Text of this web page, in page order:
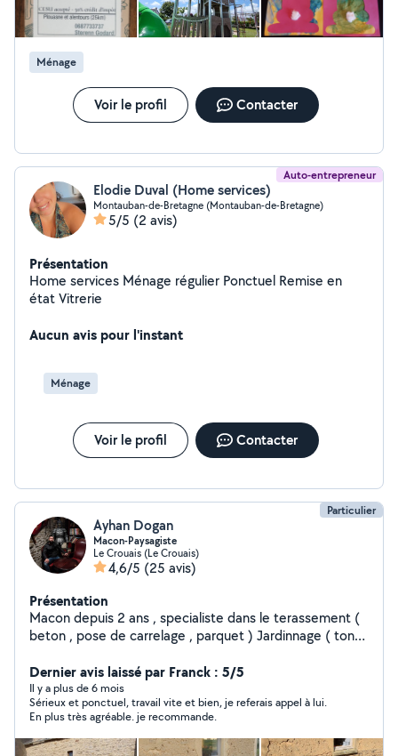
Ménage
Voir le profil Contacter
Auto-entrepreneur
Elodie Duval (Home services)
Montauban-de-Bretagne (Montauban-de-Bretagne)
5/5 (2 avis)
Présentation
Home services Ménage régulier Ponctuel Remise en
état Vitrerie
Aucun avis pour l'instant
Ménage
Voir le profil Contacter
Particulier
Ayhan Dogan
Macon-Paysagiste
Le Crouais (Le Crouais)
4,6/5 (25 avis)
Présentation
Macon depuis 2 ans , specialiste dans le terassement (
beton , pose de carrelage , parquet ) Jardinnage ( tonte
Dernier avis laissé par Franck : 5/5
Il y a plus de 6 mois
Sérieux et ponctuel, travail vite et bien, je referais appel à lui.
En plus très agréable. je recommande.